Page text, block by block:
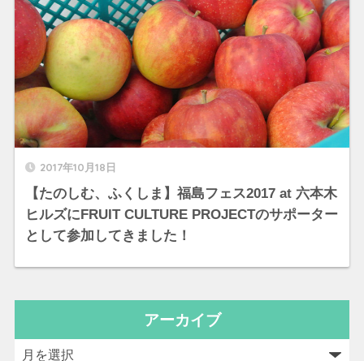
2017年10月18日
【たのしむ、ふくしま】福島フェス2017 at 六本木
ヒルズにFRUIT CULTURE PROJECTのサポーター
として参加してきました！
アーカイブ